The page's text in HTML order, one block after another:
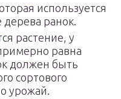
используется
дерева ранок.
растение, у
равна
должен быть
сортового
урожай.